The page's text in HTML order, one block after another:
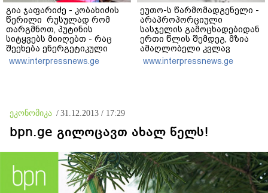
გია ჯაფარიძე - კობახიძის
წერილი რუსულად რომ
თარგმნოთ, პუტინის
სიტყვებს მიიღებთ - რაც
შეეხება ენერგეტიკული
სისტემის პრობლემას,
ნამდვილად ვაპირებ
www.interpressnews.ge
ეუთო-ს წარმომადგენელი -
არაპროპორციული
სასჯელის გამოცხადებიდან
ერთი წლის შემდეგ, მზია
ამაღლობელი კვლავ
პატიმრობაში რჩება -
მოვუწოდებ საქართველოს
www.interpressnews.ge
ეკონომიკა / 31.12.2013 / 17:29
bpn.ge გილოცავთ ახალ წელს!